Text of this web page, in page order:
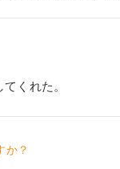
くれた。
か？